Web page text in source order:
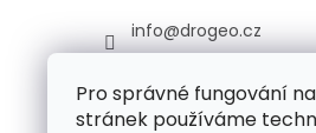
Pro správné fungování
stránek používáme
info@drogeo.cz
+420 607 058 258 (v
pracovní dny 08:00-1